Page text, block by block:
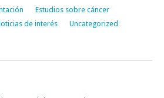
Estudios sobre cáncer
de interés
Uncategorized